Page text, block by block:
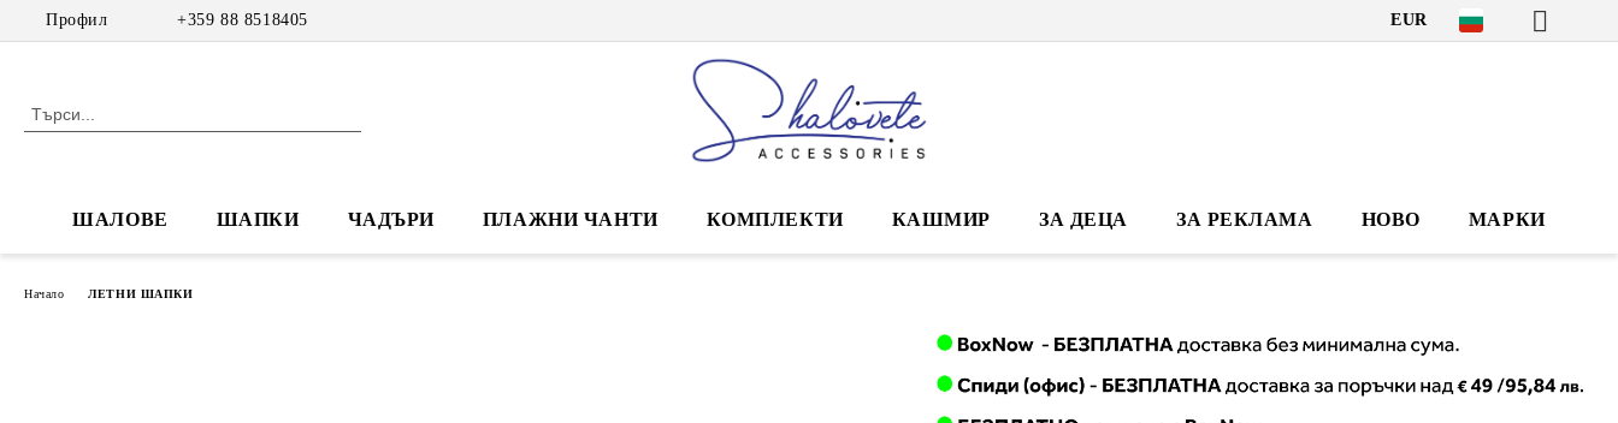
Профил +359 88 8518405 EUR
ШАЛОВЕ ШАПКИ ЧАДЪРИ ПЛАЖНИ ЧАНТИ КОМПЛЕКТИ КАШМИР ЗА ДЕЦА ЗА РЕКЛАМА НОВО МАРКИ
Начало ЛЕТНИ ШАПКИ